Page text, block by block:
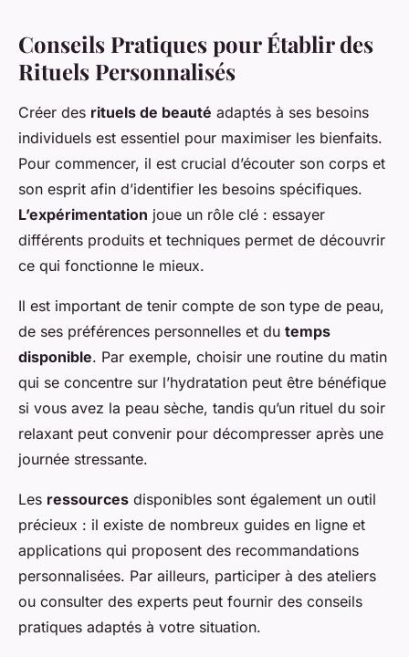
Conseils Pratiques pour Établir des
Rituels Personnalisés
Créer des rituels de beauté adaptés à ses besoins
individuels est essentiel pour maximiser les bienfaits.
Pour commencer, il est crucial d’écouter son corps et
son esprit afin d’identifier les besoins spécifiques.
L’expérimentation joue un rôle clé : essayer
différents produits et techniques permet de découvrir
ce qui fonctionne le mieux.
Il est important de tenir compte de son type de peau,
de ses préférences personnelles et du temps
disponible. Par exemple, choisir une routine du matin
qui se concentre sur l’hydratation peut être bénéfique
si vous avez la peau sèche, tandis qu’un rituel du soir
relaxant peut convenir pour décompresser après une
journée stressante.
Les ressources disponibles sont également un outil
précieux : il existe de nombreux guides en ligne et
applications qui proposent des recommandations
personnalisées. Par ailleurs, participer à des ateliers
ou consulter des experts peut fournir des conseils
pratiques adaptés à votre situation.